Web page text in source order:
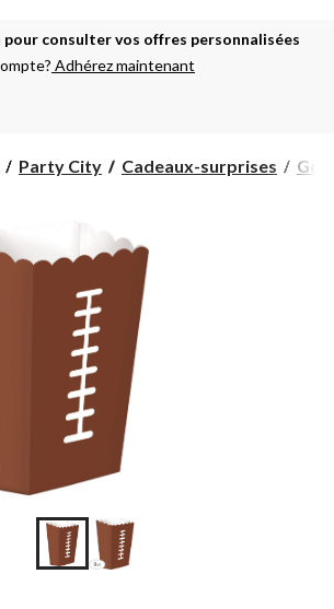
pour consulter vos offres personnalisées
Adhérez maintenant
Party City Cadeaux-surprises